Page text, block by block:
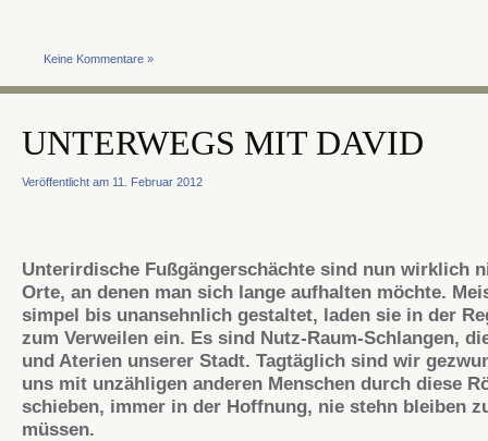
Keine Kommentare »
UNTERWEGS MIT DAVID
Veröffentlicht am 11. Februar 2012
Unterirdische Fußgängerschächte sind nun wirklich
Orte, an denen man sich lange aufhalten möchte.
simpel bis unansehnlich gestaltet, laden sie in der
zum Verweilen ein. Es sind Nutz-Raum-Schlangen,
und Aterien unserer Stadt. Tagtäglich sind wir
uns mit unzähligen anderen Menschen durch diese
schieben, immer in der Hoffnung, nie stehn bleiben
müssen.